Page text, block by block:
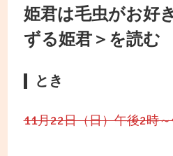
姫君は毛虫がお好
ずる姫君＞を読む
とき
11月22日（日）午後2時